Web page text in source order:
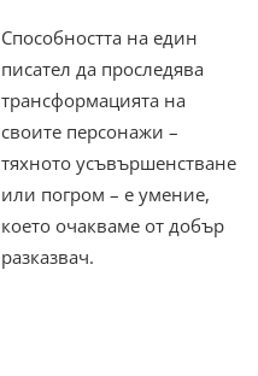
Способността на един
писател да проследява
трансформацията на
своите персонажи –
тяхното усъвършенстване
или погром – е умение,
което очакваме от добър
разказвач.